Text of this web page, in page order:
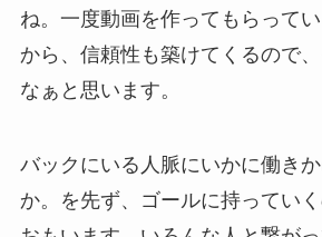
ね。一度動画を作ってもらって
から、信頼性も築けてくるので
なぁと思います。
バックにいる人脈にいかに働き
か。を先ず、ゴールに持ってい